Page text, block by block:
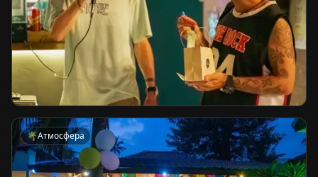
🌴Атмосфера